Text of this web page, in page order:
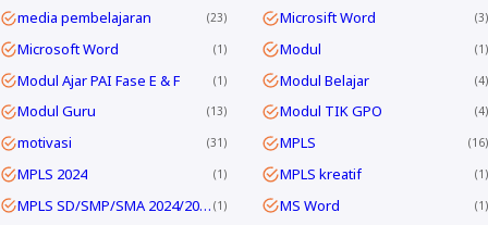
media pembelajaran 23 Microsift Word 3
Microsoft Word 1 Modul 1
Modul Ajar PAI Fase E & F 1 Modul Belajar 4
Modul Guru 13 Modul TIK GPO 4
motivasi 31 MPLS 16
MPLS 2024 1 MPLS kreatif 1
MPLS SD/SMP/SMA 2024/2025 1 MS Word 1